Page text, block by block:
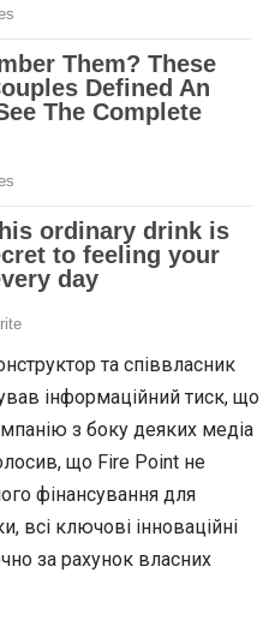
та співвласник
інформаційний тиск, що
з боку деяких медіа
що Fire Point не
фінансування для
всі ключові інноваційні
за рахунок власних